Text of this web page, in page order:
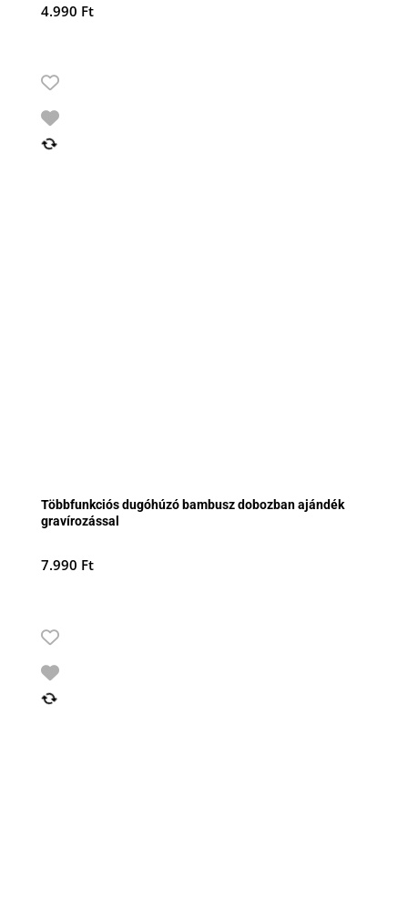
4.990 Ft
Többfunkciós dugóhúzó bambusz dobozban ajándék
gravírozással
7.990 Ft